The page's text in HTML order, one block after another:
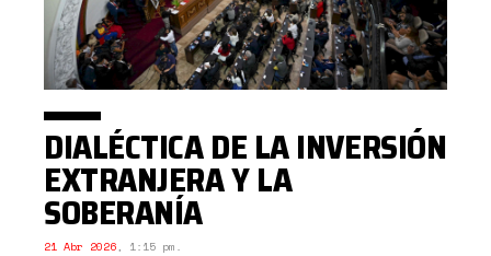
DIALÉCTICA DE LA INVERSIÓN
EXTRANJERA Y LA
SOBERANÍA
21 Abr 2026, 1:15 pm.